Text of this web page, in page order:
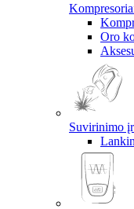
Oro
Suvirinimo